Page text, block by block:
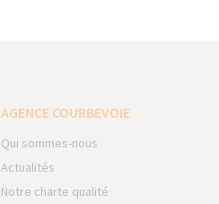
AGENCE COURBEVOIE
Qui sommes-nous
Actualités
Notre charte qualité